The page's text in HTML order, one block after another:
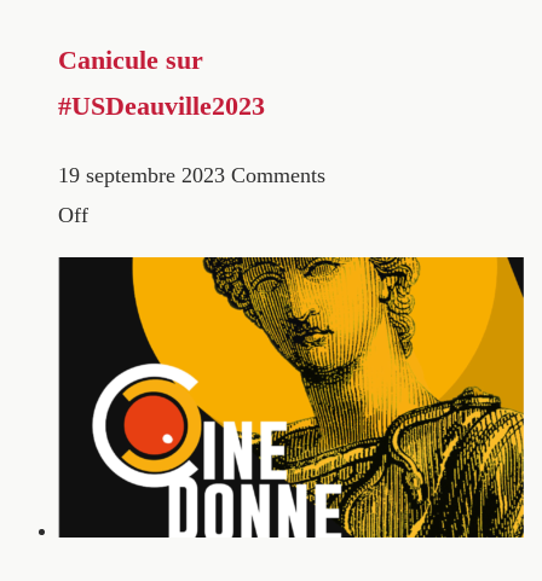
Canicule sur
#USDeauville2023
19 septembre 2023 Comments
Off